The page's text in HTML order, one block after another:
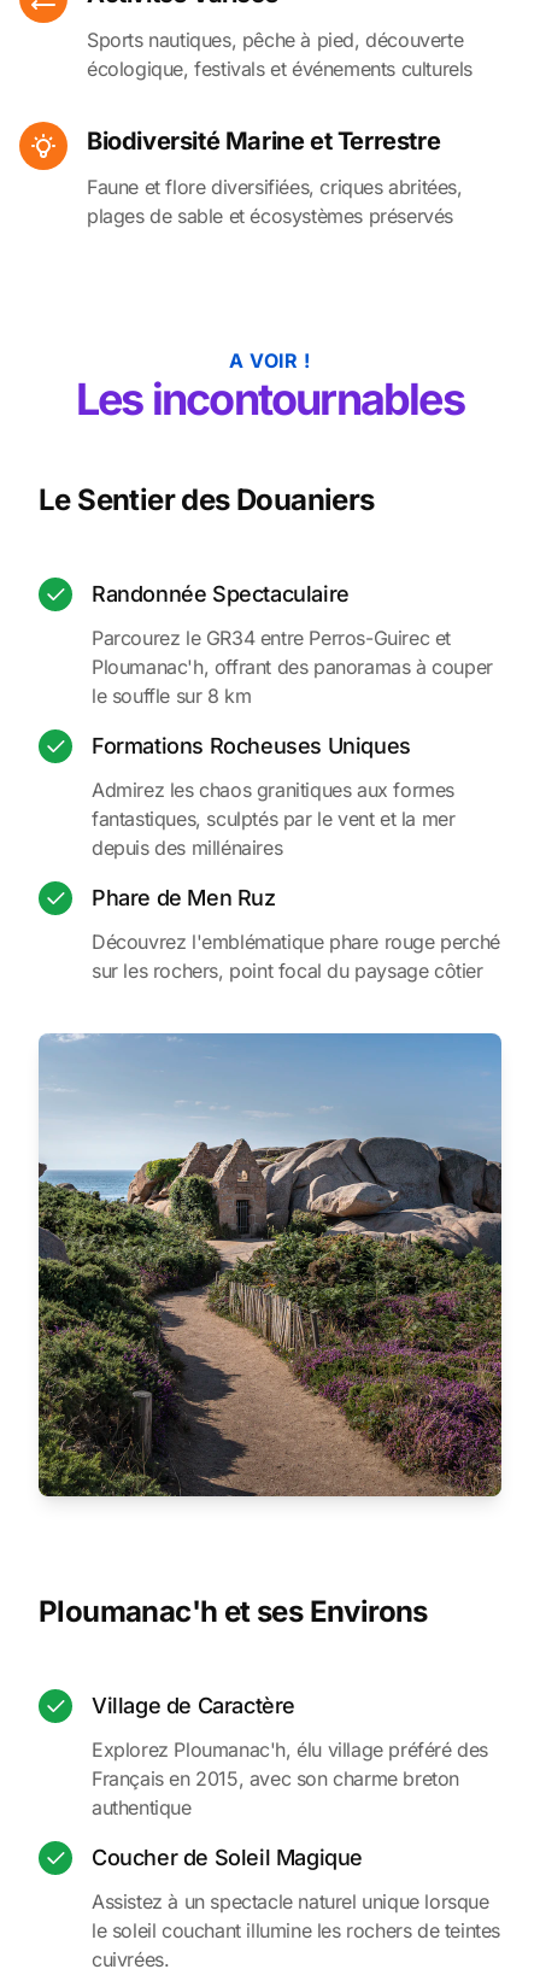
Sports nautiques, pêche à pied, découverte
écologique, festivals et événements culturels
Biodiversité Marine et Terrestre
Faune et flore diversifiées, criques abritées,
plages de sable et écosystèmes préservés
A VOIR !
Les incontournables
Le Sentier des Douaniers
Randonnée Spectaculaire
Parcourez le GR34 entre Perros-Guirec et
Ploumanac'h, offrant des panoramas à couper
le souffle sur 8 km
Formations Rocheuses Uniques
Admirez les chaos granitiques aux formes
fantastiques, sculptés par le vent et la mer
depuis des millénaires
Phare de Men Ruz
Découvrez l'emblématique phare rouge perché
sur les rochers, point focal du paysage côtier
Ploumanac'h et ses Environs
Village de Caractère
Explorez Ploumanac'h, élu village préféré des
Français en 2015, avec son charme breton
authentique
Coucher de Soleil Magique
Assistez à un spectacle naturel unique lorsque
le soleil couchant illumine les rochers de teintes
cuivrées.